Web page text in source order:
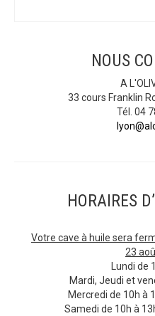
NOUS
A
33 cours Franklin
Tél. 04
HORAIRES
Votre cave à huile sera
23
Lundi de
Mardi, Jeudi et
Mercredi de 10h à
Samedi de 10h à